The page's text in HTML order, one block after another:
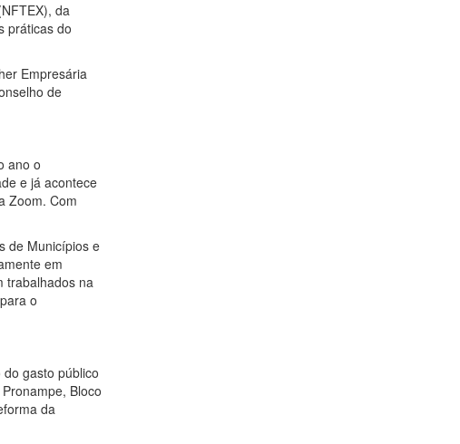
da
práticas do
Empresária
de
ano o
e já acontece
Zoom. Com
de Municípios e
em
trabalhados na
o
gasto público
Bloco
da